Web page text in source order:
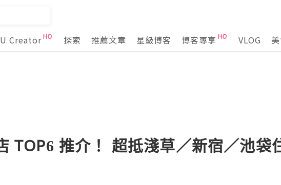
Creator 探索 推薦文章 星級博客 博客專享 VLOG
TOP6 推介！ 超抵淺草／新宿／池袋